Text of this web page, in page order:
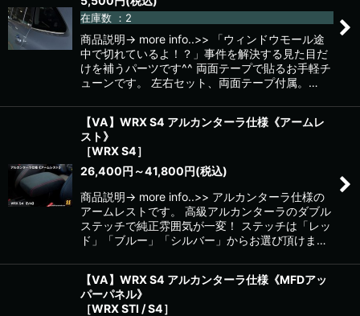
在庫数 ：2
商品説明→ more info..>> 「ウィンドウモール途
中で切れているよ！？」事件を解決する見た目だ
けを補うパーツです^^ 両面テープで貼るお手軽チ
ューンです。 左右セット、両面テープ付属。…
【VA】WRX S4 アルカンターラ仕様《アームレ
スト》
［WRX S4］
26,400円 ～41,800円(税込)
商品説明→ more info..>> アルカンターラ仕様の
アームレストです。 高級アルカンターラのダブル
ステッチで純正雰囲気が一変！ ステッチは「レッ
ド」「ブルー」「シルバー」からお選び頂けま…
【VA】WRX S4 アルカンターラ仕様《MFDアッ
パーパネル》
［WRX STI / S4］